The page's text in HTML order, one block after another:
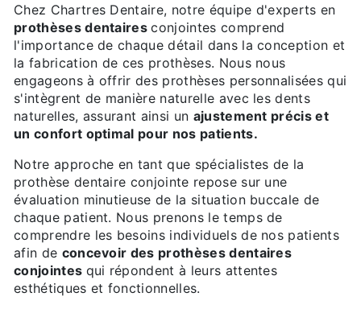
Chez Chartres Dentaire, notre équipe d'experts en
prothèses dentairesconjointes comprend
l'importance de chaque détail dans la conception et
la fabrication de ces prothèses. Nous nous
engageons à offrir des prothèses personnalisées qui
s'intègrent de manière naturelle avec les dents
naturelles, assurant ainsi un ajustement précis et
un confort optimal pour nos patients.
Notre approche en tant que spécialistes de la
prothèse dentaire conjointe repose sur une
évaluation minutieuse de la situation buccale de
chaque patient. Nous prenons le temps de
comprendre les besoins individuels de nos patients
afin de concevoir des prothèses dentaires
conjointes qui répondent à leurs attentes
esthétiques et fonctionnelles.